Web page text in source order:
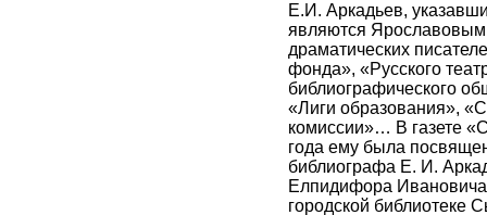
Е.И. Аркадьев,
являются
драматических
фонда», «Русского
библиографического
«Лиги образования»,
комиссии»… В газете
года ему была
библиографа Е. И.
Елпидифора
городской библиотеке